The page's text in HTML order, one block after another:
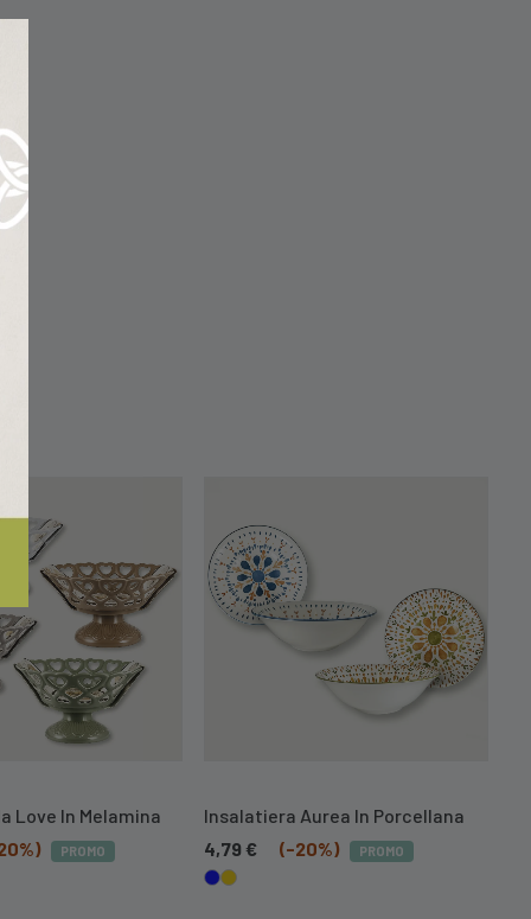
Love In Melamina
PROMO
Insalatiera Aurea In Porcellana
4,79 € (-20%) PROMO